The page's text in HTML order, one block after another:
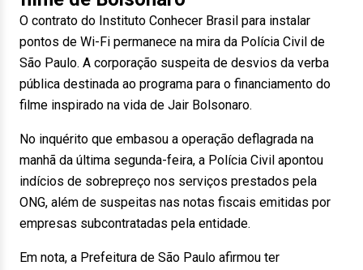
O contrato do Instituto Conhecer Brasil para instalar
pontos de Wi-Fi permanece na mira da Polícia Civil de
São Paulo. A corporação suspeita de desvios da verba
pública destinada ao programa para o financiamento do
filme inspirado na vida de Jair Bolsonaro.
No inquérito que embasou a operação deflagrada na
manhã da última segunda-feira, a Polícia Civil apontou
indícios de sobrepreço nos serviços prestados pela
ONG, além de suspeitas nas notas fiscais emitidas por
empresas subcontratadas pela entidade.
Em nota, a Prefeitura de São Paulo afirmou ter